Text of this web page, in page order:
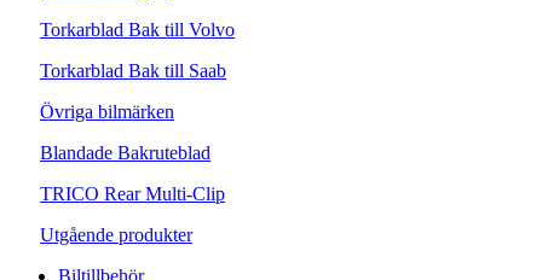
Torkarblad Bak till Volvo
Torkarblad Bak till Saab
Övriga bilmärken
Blandade Bakruteblad
TRICO Rear Multi-Clip
Utgående produkter
Biltillbehör